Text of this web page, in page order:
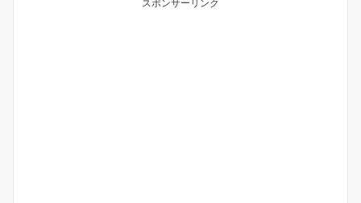
スポンサーリンク